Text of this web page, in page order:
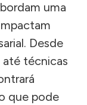
uma
Desde
técnicas
que pode